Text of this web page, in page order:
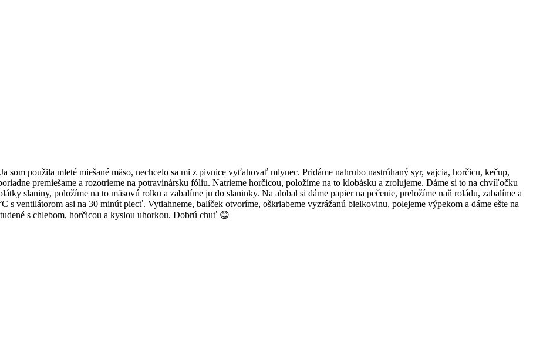
som použila mleté miešané mäso, nechcelo sa mi z pivnice vyťahovať mlynec. Pridáme nahrubo nastrúhaný syr, vajcia, horčicu, kečup,
premiešame a rozotrieme na potravinársku fóliu. Natrieme horčicou, položíme na to klobásku a zrolujeme. Dáme si to na chvíľočku
slaniny, položíme na to mäsovú rolku a zabalíme ju do slaninky. Na alobal si dáme papier na pečenie, preložíme naň roládu, zabalíme a
s ventilátorom asi na 30 minút piecť. Vytiahneme, balíček otvoríme, oškriabeme vyzrážanú bielkovinu, polejeme výpekom a dáme ešte na
s chlebom, horčicou a kyslou uhorkou. Dobrú chuť 😋